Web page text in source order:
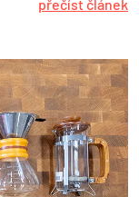
přečíst článek